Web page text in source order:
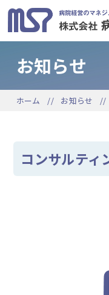
お知らせ
ホーム お知らせ
コンサルティ